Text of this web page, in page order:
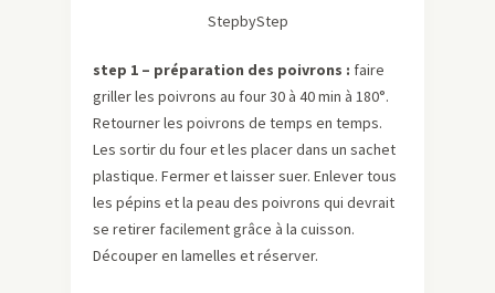
StepbyStep
step 1 – préparation des poivrons : faire
griller les poivrons au four 30 à 40 min à 180°.
Retourner les poivrons de temps en temps.
Les sortir du four et les placer dans un sachet
plastique. Fermer et laisser suer. Enlever tous
les pépins et la peau des poivrons qui devrait
se retirer facilement grâce à la cuisson.
Découper en lamelles et réserver.